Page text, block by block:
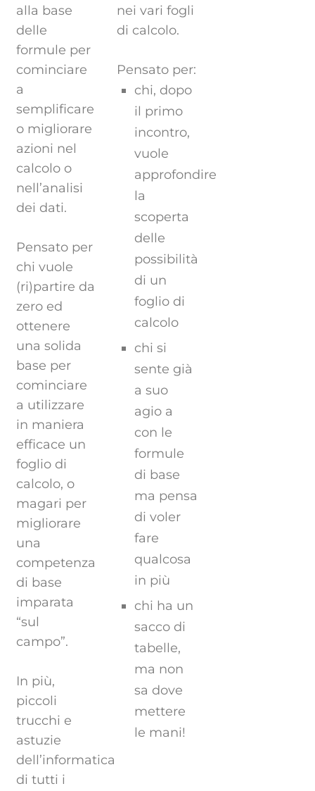
alla base
delle
formule per
cominciare
a
semplificare
o migliorare
azioni nel
calcolo o
nell’analisi
dei dati.
Pensato per
chi vuole
(ri)partire da
zero ed
ottenere
una solida
base per
cominciare
a utilizzare
in maniera
efficace un
foglio di
calcolo, o
magari per
migliorare
una
competenza
di base
imparata
“sul
campo”.
In più,
piccoli
trucchi e
astuzie
dell’informatica
di tutti i
nei vari fogli
di calcolo.
Pensato per:
chi, dopo
il primo
incontro,
vuole
approfondire
la
scoperta
delle
possibilità
di un
foglio di
calcolo
chi si
sente già
a suo
agio a
con le
formule
di base
ma pensa
di voler
fare
qualcosa
in più
chi ha un
sacco di
tabelle,
ma non
sa dove
mettere
le mani!